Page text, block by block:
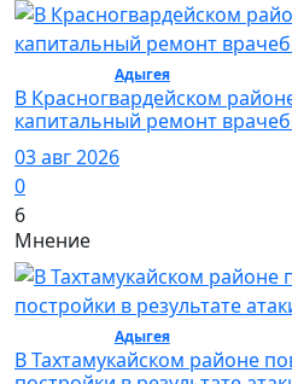
Адыгея/ Общество
В Красногвардейском
капитальный ремонт
03 авг 2026
0
6
Мнение
Адыгея/ Общество
В Тахтамукайском районе